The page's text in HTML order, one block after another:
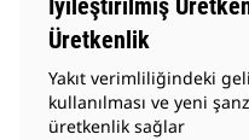
İyileştirilmiş
Üretkenlik
Yakıt verimliliğindeki
kullanılması ve yeni
üretkenlik sağlar